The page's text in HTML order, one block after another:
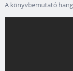
A könyvbemutató